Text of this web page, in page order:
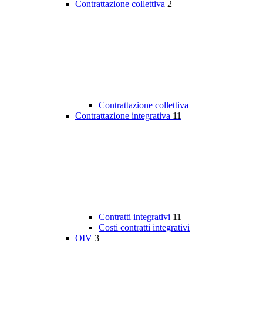
Contrattazione collettiva 2
Contrattazione collettiva
Contrattazione integrativa 11
Contratti integrativi 11
Costi contratti integrativi
OIV 3